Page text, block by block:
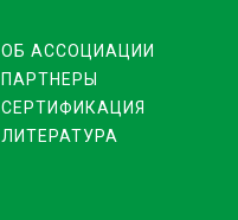
ОБ АССОЦИАЦИИ
ПАРТНЕРЫ
СЕРТИФИКАЦИЯ
ЛИТЕРАТУРА